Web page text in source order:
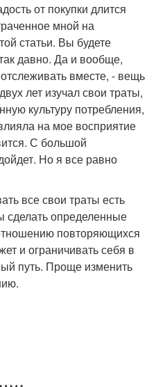
от покупки длится
мной на
статьи. Вы будете
давно. Да и вообще,
вместе, - вещь
лет изучал свои траты,
культуру потребления,
на мое восприятие
С большой
Но я все равно
все свои траты есть
сделать определенные
повторяющихся
и ограничивать себя в
путь. Проще изменить